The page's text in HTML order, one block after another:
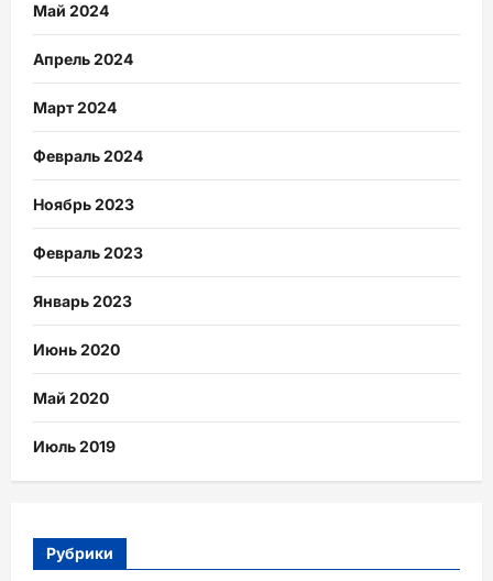
Май 2024
Апрель 2024
Март 2024
Февраль 2024
Ноябрь 2023
Февраль 2023
Январь 2023
Июнь 2020
Май 2020
Июль 2019
Рубрики